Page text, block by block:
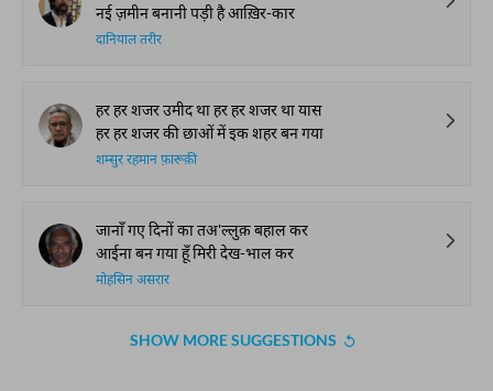
नई ज़मीन बनानी पड़ी है आख़िर-कार
दानियाल तरीर
हर हर शजर उमीद था हर हर शजर था यास
हर हर शजर की छाओं में इक शहर बन गया
शम्सुर रहमान फ़ारूक़ी
जानाँ गए दिनों का तअ'ल्लुक़ बहाल कर
आईना बन गया हूँ मिरी देख-भाल कर
मोहसिन असरार
SHOW MORE SUGGESTIONS